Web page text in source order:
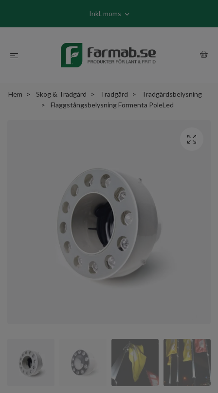
Inkl. moms
Hem Skog & Trädgård Trädgård
Trädgårdsbelysning
Flaggstångsbelysning Formenta PoleLed